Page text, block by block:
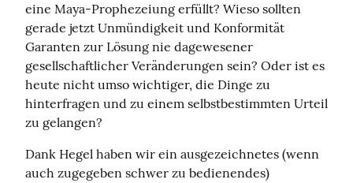
eine Maya-Prophezeiung erfüllt? Wieso sollten
gerade jetzt Unmündigkeit und Konformität
Garanten zur Lösung nie dagewesener
gesellschaftlicher Veränderungen sein? Oder ist es
heute nicht umso wichtiger, die Dinge zu
hinterfragen und zu einem selbstbestimmten Urteil
zu gelangen?
Dank Hegel haben wir ein ausgezeichnetes (wenn
auch zugegeben schwer zu bedienendes)